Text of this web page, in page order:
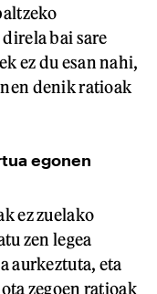
bai sare
ez du esan nahi,
denik ratioak
egonen
ez zuelako
zen legea
aurkeztuta, eta
zegoen ratioak